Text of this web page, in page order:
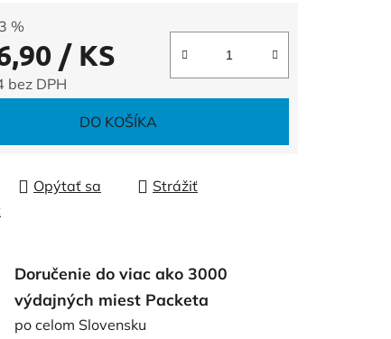
%
/ KS
bez DPH
DO KOŠÍKA
Opýtať sa
Strážiť
Doručenie do viac ako 3000
výdajných miest Packeta
po celom Slovensku